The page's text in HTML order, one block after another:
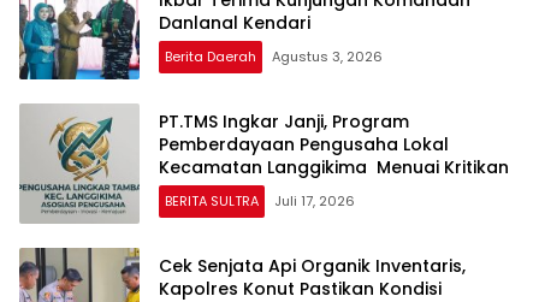
Danlanal Kendari
Berita Daerah Agustus 3, 2026
PT.TMS Ingkar Janji, Program
Pemberdayaan Pengusaha Lokal
Kecamatan Langgikima Menuai Kritikan
BERITA SULTRA Juli 17, 2026
Cek Senjata Api Organik Inventaris,
Kapolres Konut Pastikan Kondisi